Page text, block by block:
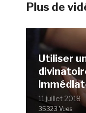
Plus de
Utiliser
11 juillet 2018
35323 Vues